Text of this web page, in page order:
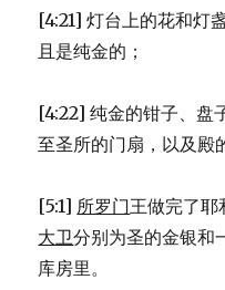
[4:21] 灯台上的花和灯
且是纯金的；
[4:22] 纯金的钳子、盘
至圣所的门扇，以及殿
[5:1] 所罗门王做完了耶
大卫分别为圣的金银和
库房里。